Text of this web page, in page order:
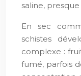
saline,
En sec
schistes
complexe :
fumé, parfois